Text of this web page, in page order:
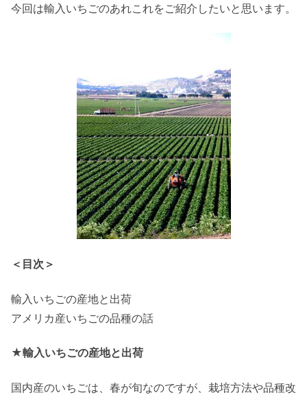
今回は輸入いちごのあれこれをご紹介したいと思います。
＜目次＞
輸入いちごの産地と出荷
アメリカ産いちごの品種の話
★輸入いちごの産地と出荷
国内産のいちごは、春が旬なのですが、栽培方法や品種改